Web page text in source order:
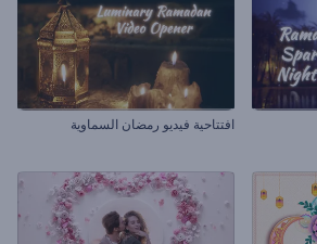
افتتاحية فيديو رمضان السماوية